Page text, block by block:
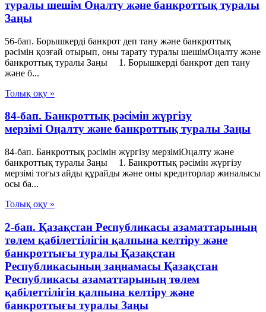
туралы шешiм Оңалту және банкроттық туралы
Заңы
56-бап. Борышкердi банкрот деп тану және банкроттық
рәсімін қозғай отырып, оны тарату туралы шешiмОңалту және
банкроттық туралы Заңы 1. Борышкерді банкрот деп тану
және б...
Толық оқу »
84-бап. Банкроттық рәсімін жүргізу
мерзімі Оңалту және банкроттық туралы Заңы
84-бап. Банкроттық рәсімін жүргізу мерзіміОңалту және
банкроттық туралы Заңы 1. Банкроттық рәсімін жүргізу
мерзімі тоғыз айды құрайды және оны кредиторлар жиналысы
осы ба...
Толық оқу »
2-бап. Қазақстан Республикасы азаматтарының
төлем қабілеттілігін қалпына келтіру және
банкроттығы туралы Қазақстан
Республикасының заңнамасы Қазақстан
Республикасы азаматтарының төлем
қабілеттілігін қалпына келтіру және
банкроттығы туралы Заңы